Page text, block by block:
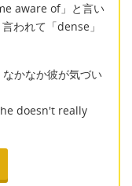
aware of」と言い
われて「dense」
かなか彼が気づい
doesn't really